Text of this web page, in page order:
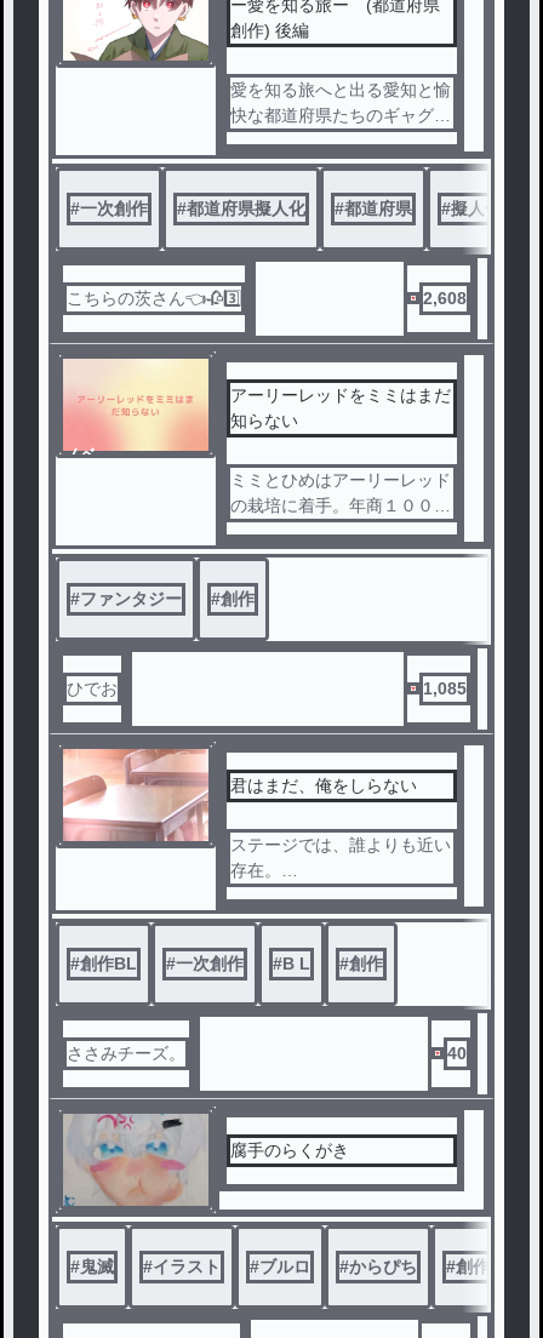
ー愛を知る旅ー (都道府県
創作) 後編
愛を知る旅へと出る愛知と愉
快な都道府県たちのギャグあ
り感動あり…？の仲直りスト
ーリー…””後編““
さらなる敵たちと仲直りする
ことはできるのか…？！
※エンタメとしてみることを
推奨します
政治的、差別的意図は一切あ
りません
#一次創作 #都道府県擬人化 #都道府県 #擬人化
こちらの茨さん👈🥀3️⃣ 2,608
ノベ
アーリーレッドをミミはまだ
知らない
ミミとひめはアーリーレッド
の栽培に着手。年商１０００
０億円の大企業となって。科
学部主将に就任するのだった
。
#ファンタジー #創作
ひでお 1,085
君はまだ、俺をしらない
ステージでは、誰よりも近い
存在。
教室では、名前も知らない同
級生。
人気アイドルグループとして
活動する玲央と伊織。しかし
、学校では地味な眼鏡姿で過
ごす伊織の正体に、玲央は気
秘密を知ってしまう。
「学校では、俺に話しかけな
いで。」
その一言から始まる、秘密と
#創作BL #一次創作 #B L #創作
ささみチーズ。 40
腐手のらくがき
#鬼滅 #イラスト #ブルロ #からぴち #創作